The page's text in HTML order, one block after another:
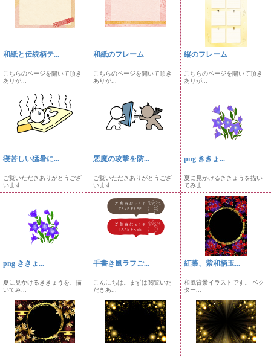
和紙と伝統柄テ...
こちらのページを開いて頂き
ありが...
和紙のフレーム
こちらのページを開いて頂き
ありが...
縦のフレーム
こちらのページを開いて頂き
ありが...
寝苦しい猛暑に...
ご覧いただきありがとうござ
います...
悪魔の攻撃を防...
ご覧いただきありがとうござ
います...
png ききょ...
夏に見かけるききょうを描い
てみま...
png ききょ...
夏に見かけるききょうを、描
いてみ...
手書き風ラフご...
こんにちは。まずは閲覧いた
だきあ...
紅葉、紫和柄玉...
和風背景イラストです。 ベク
ター...